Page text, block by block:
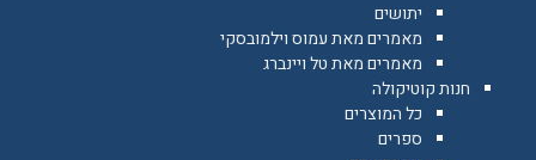
יתושים
מאמרים מאת עמוס וילמובסקי
מאמרים מאת טל ויינברג
חנות קוטיקולה
כל המוצרים
ספרים